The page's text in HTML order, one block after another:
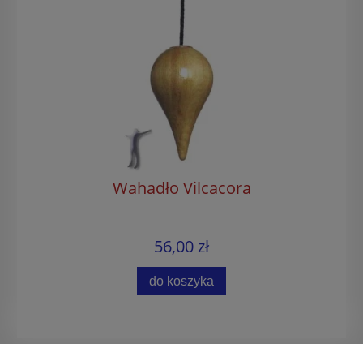
Wahadło Vilcacora
56,00 zł
do koszyka